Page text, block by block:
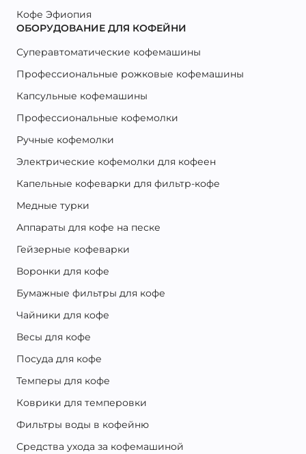
Кофе Эфиопия
ОБОРУДОВАНИЕ ДЛЯ КОФЕЙНИ
Суперавтоматические кофемашины
Профессиональные рожковые кофемашины
Капсульные кофемашины
Профессиональные кофемолки
Ручные кофемолки
Электрические кофемолки для кофеен
Капельные кофеварки для фильтр-кофе
Медные турки
Аппараты для кофе на песке
Гейзерные кофеварки
Воронки для кофе
Бумажные фильтры для кофе
Чайники для кофе
Весы для кофе
Посуда для кофе
Темперы для кофе
Коврики для темперовки
Фильтры воды в кофейню
Средства ухода за кофемашиной